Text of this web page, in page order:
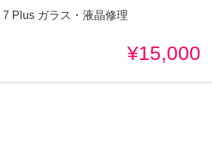
7 Plus ガラス・液晶修理
¥15,000